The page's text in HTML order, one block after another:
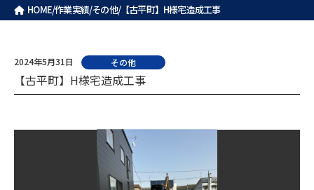
HOME/作業実績/その他/【古平町】H様宅造成工事
2024年5月31日 その他
【古平町】H様宅造成工事